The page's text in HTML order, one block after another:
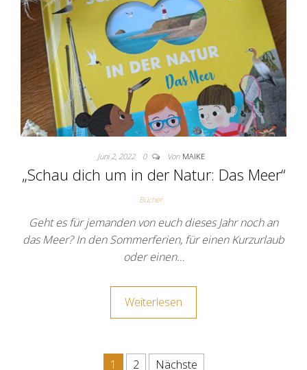
Juni 2, 2022 0 Von MAIKE
„Schau dich um in der Natur: Das Meer“
Bücher
Geht es für jemanden von euch dieses Jahr noch an
das Meer? In den Sommerferien, für einen Kurzurlaub
oder einen…
Weiterlesen
1 2 Nächste